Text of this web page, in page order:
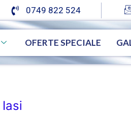
0749 822 524
OFERTE SPECIALE